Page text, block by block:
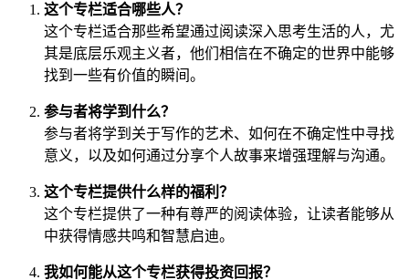
这个专栏适合哪些人？
这个专栏适合那些希望通过阅读深入思考生活的人，尤
其是底层乐观主义者，他们相信在不确定的世界中能够
找到一些有价值的瞬间。
参与者将学到什么？
参与者将学到关于写作的艺术、如何在不确定性中寻找
意义，以及如何通过分享个人故事来增强理解与沟通。
这个专栏提供什么样的福利？
这个专栏提供了一种有尊严的阅读体验，让读者能够从
中获得情感共鸣和智慧启迪。
我如何能从这个专栏获得投资回报？